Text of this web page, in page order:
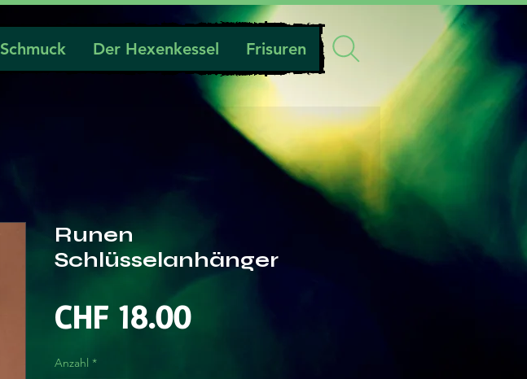
Schmuck Der Hexenkessel Frisuren
Runen
Schlüsselanhänger
CHF 18.00Preis
Anzahl *